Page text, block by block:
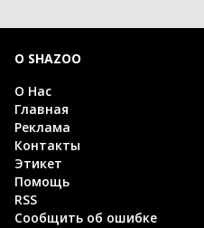
О SHAZOO
О Нас
Главная
Реклама
Контакты
Этикет
Помощь
RSS
Сообщить об ошибке